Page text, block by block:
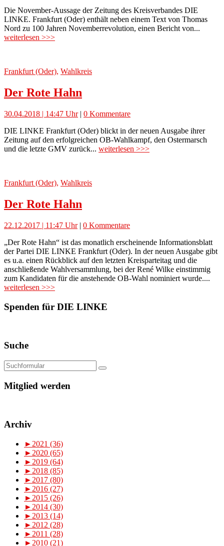
Die November-Aussage der Zeitung des Kreisverbandes DIE
LINKE. Frankfurt (Oder) enthält neben einem Text von Thomas
Nord zu 100 Jahren Novemberrevolution, einen Bericht von...
weiterlesen >>>
Frankfurt (Oder), Wahlkreis
Der Rote Hahn
30.04.2018 | 14:47 Uhr| 0 Kommentare
DIE LINKE Frankfurt (Oder) blickt in der neuen Ausgabe ihrer
Zeitung auf den erfolgreichen OB-Wahlkampf, den Ostermarsch
und die letzte GMV zurück... weiterlesen >>>
Frankfurt (Oder), Wahlkreis
Der Rote Hahn
22.12.2017 | 11:47 Uhr| 0 Kommentare
„Der Rote Hahn“ ist das monatlich erscheinende Informationsblatt
der Partei DIE LINKE Frankfurt (Oder). In der neuen Ausgabe gibt
es u.a. einen Rückblick auf den letzten Kreisparteitag und die
anschließende Wahlversammlung, bei der René Wilke einstimmig
zum Kandidaten für die anstehende OB-Wahl nominiert wurde....
weiterlesen >>>
Spenden für DIE LINKE
Suche
Mitglied werden
Archiv
► 2021 (36)
► 2020 (65)
► 2019 (64)
► 2018 (85)
► 2017 (80)
► 2016 (27)
► 2015 (26)
► 2014 (30)
► 2013 (14)
► 2012 (28)
► 2011 (28)
► 2010 (21)